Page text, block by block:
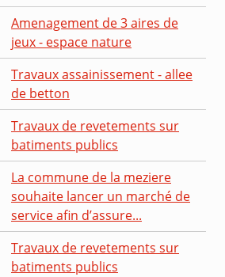
Amenagement de 3 aires de
jeux - espace nature
Travaux assainissement - allee
de betton
Travaux de revetements sur
batiments publics
La commune de la meziere
souhaite lancer un marché de
service afin d’assure...
Travaux de revetements sur
batiments publics